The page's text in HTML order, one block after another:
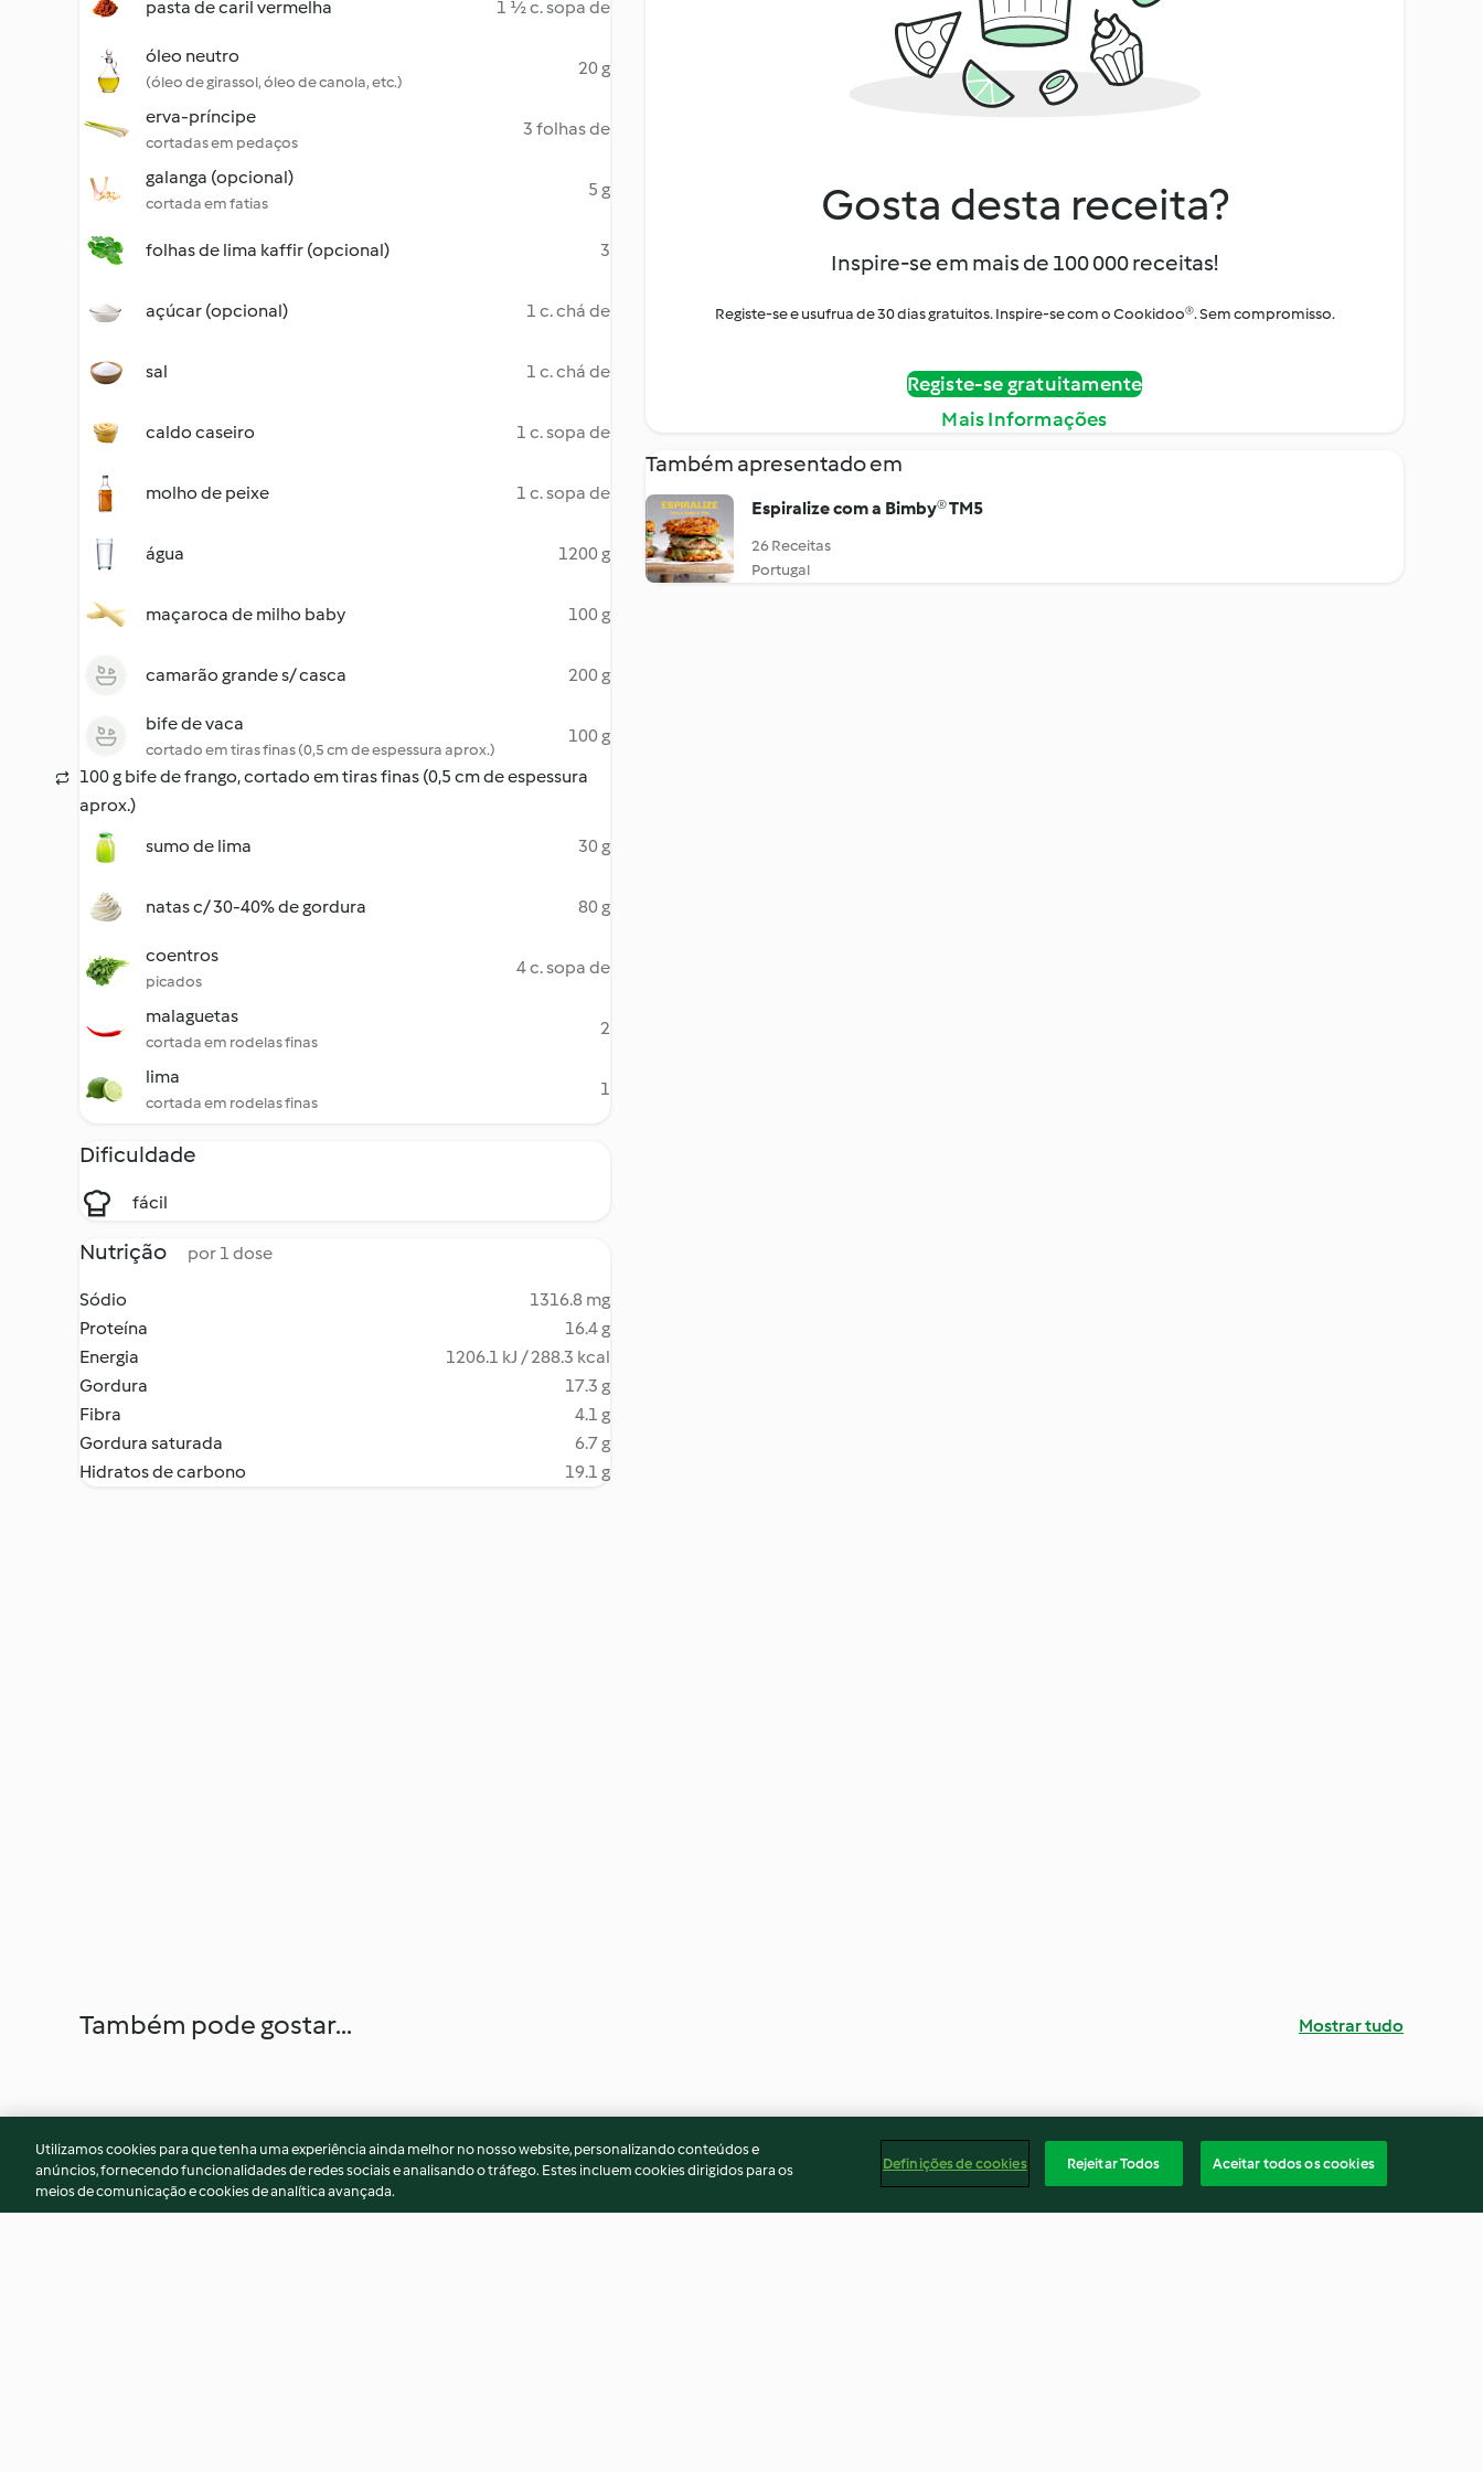
pasta de caril vermelha 1 ½ c. sopa de
óleo neutro
(óleo de girassol, óleo de canola, etc.)
20 g
erva-príncipe
cortadas em pedaços
3 folhas de
galanga (opcional)
cortada em fatias
5 g
folhas de lima kaffir (opcional) 3
açúcar (opcional) 1 c. chá de
sal 1 c. chá de
caldo caseiro 1 c. sopa de
molho de peixe 1 c. sopa de
água 1200 g
maçaroca de milho baby 100 g
camarão grande s/ casca 200 g
bife de vaca
cortado em tiras finas (0,5 cm de espessura aprox.)
100 g
100 g bife de frango, cortado em tiras finas (0,5 cm de espessura
aprox.)
sumo de lima
30 g
natas c/ 30-40% de gordura 80 g
coentros
picados
4 c. sopa de
malaguetas
cortada em rodelas finas
2
lima
cortada em rodelas finas
1
Dificuldade
fácil
Nutrição por 1 dose
Sódio
1316.8 mg
Proteína
16.4 g
Energia
1206.1 kJ / 288.3 kcal
Gordura
17.3 g
Fibra
4.1 g
Gordura saturada
6.7 g
Hidratos de carbono
19.1 g
Gosta desta receita?
Inspire-se em mais de 100 000 receitas!
Registe-se e usufrua de 30 dias gratuitos. Inspire-se com o Cookidoo®. Sem compromisso.
Registe-se gratuitamente
Mais Informações
Também apresentado em
Espiralize com a Bimby® TM5
26 Receitas
Portugal
Também pode gostar... Mostrar tudo
Utilizamos cookies para que tenha uma experiência ainda melhor no nosso website, personalizando conteúdos e
anúncios, fornecendo funcionalidades de redes sociais e analisando o tráfego. Estes incluem cookies dirigidos para os
meios de comunicação e cookies de analítica avançada.
Definições de cookies Rejeitar Todos Aceitar todos os cookies